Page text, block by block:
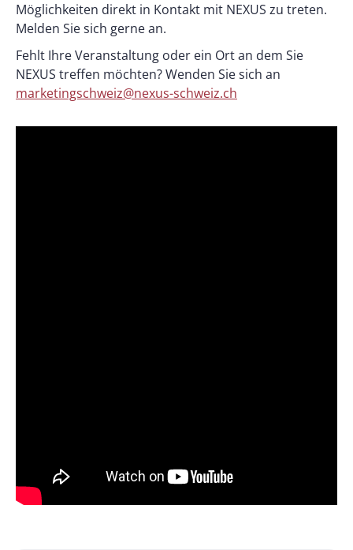
Möglichkeiten direkt in Kontakt mit NEXUS zu treten.
Melden Sie sich gerne an.
Fehlt Ihre Veranstaltung oder ein Ort an dem Sie
NEXUS treffen möchten? Wenden Sie sich an
marketingschweiz@nexus-schweiz.ch